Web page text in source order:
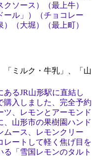
ソース）（最上牛）
ール」）（チョコレー
（大堀）（最上町）
ミルク・牛乳」、「山
るJR山形駅に直結し
購入しました、完全予約
、レモンとアーモンド
、山形市の果樹園ハンド
ムース、レモンクリー
レートして軽く焦げ目を
「雪国レモンのタルト